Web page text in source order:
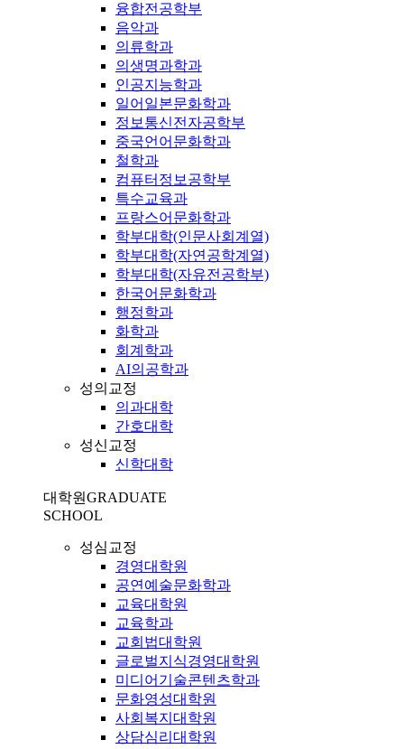
융합전공학부
음악과
의류학과
의생명과학과
인공지능학과
일어일본문화학과
정보통신전자공학부
중국언어문화학과
철학과
컴퓨터정보공학부
특수교육과
프랑스어문화학과
학부대학(인문사회계열)
학부대학(자연공학계열)
학부대학(자유전공학부)
한국어문화학과
행정학과
화학과
회계학과
AI의공학과
성의교정
의과대학
간호대학
성신교정
신학대학
대학원GRADUATE
SCHOOL
성심교정
경영대학원
공연예술문화학과
교육대학원
교육학과
교회법대학원
글로벌지식경영대학원
미디어기술콘텐츠학과
문화영성대학원
사회복지대학원
상담심리대학원